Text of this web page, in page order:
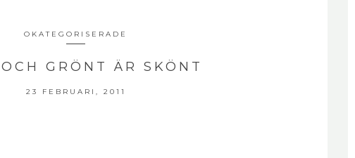
OKATEGORISERADE
GRÖNT ÄR SKÖNT
23 FEBRUARI, 2011